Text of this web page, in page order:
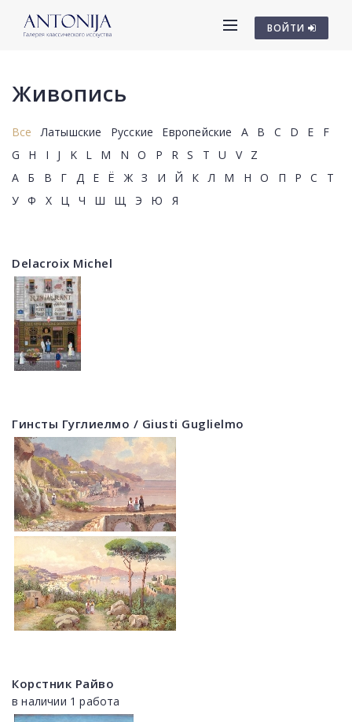
ВОЙТИ
Живопись
Все Латышские Русские Европейские A B C D E
F
G
H I J K L M N O P R S T U V
Z
А
Б В Г Д Е Ё Ж З И Й К Л М Н О П Р С
Т
У
Ф Х Ц Ч Ш Щ Э Ю Я
Delacroix Michel
Гинсты Гуглиелмо / Giusti Guglielmo
Корстник Райво
в наличии 1 работа